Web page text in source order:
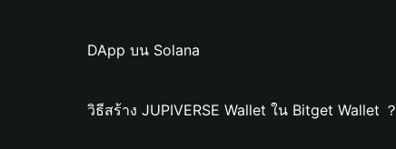
DApp บน Solana
วิธีสร้าง JUPIVERSE Wallet ใน Bitget Wallet ？